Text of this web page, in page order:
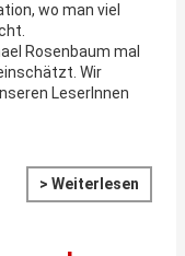
wo man viel
Rosenbaum mal
Wir
LeserInnen
> Weiterlesen